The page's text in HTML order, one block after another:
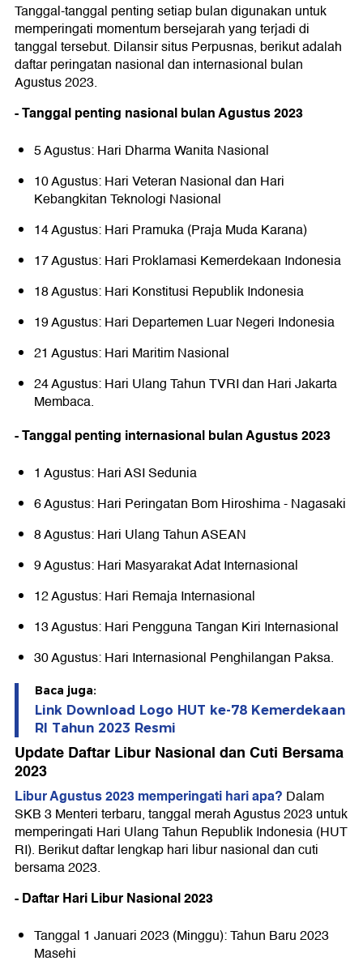
Tanggal-tanggal penting setiap bulan digunakan untuk
memperingati momentum bersejarah yang terjadi di
tanggal tersebut. Dilansir situs Perpusnas, berikut adalah
daftar peringatan nasional dan internasional bulan
Agustus 2023.
- Tanggal penting nasional bulan Agustus 2023
5 Agustus: Hari Dharma Wanita Nasional
10 Agustus: Hari Veteran Nasional dan Hari
Kebangkitan Teknologi Nasional
14 Agustus: Hari Pramuka (Praja Muda Karana)
17 Agustus: Hari Proklamasi Kemerdekaan Indonesia
18 Agustus: Hari Konstitusi Republik Indonesia
19 Agustus: Hari Departemen Luar Negeri Indonesia
21 Agustus: Hari Maritim Nasional
24 Agustus: Hari Ulang Tahun TVRI dan Hari Jakarta
Membaca.
- Tanggal penting internasional bulan Agustus 2023
1 Agustus: Hari ASI Sedunia
6 Agustus: Hari Peringatan Bom Hiroshima - Nagasaki
8 Agustus: Hari Ulang Tahun ASEAN
9 Agustus: Hari Masyarakat Adat Internasional
12 Agustus: Hari Remaja Internasional
13 Agustus: Hari Pengguna Tangan Kiri Internasional
30 Agustus: Hari Internasional Penghilangan Paksa.
Baca juga:
Link Download Logo HUT ke-78 Kemerdekaan
RI Tahun 2023 Resmi
Update Daftar Libur Nasional dan Cuti Bersama
2023
Libur Agustus 2023 memperingati hari apa? Dalam
SKB 3 Menteri terbaru, tanggal merah Agustus 2023 untuk
memperingati Hari Ulang Tahun Republik Indonesia (HUT
RI). Berikut daftar lengkap hari libur nasional dan cuti
bersama 2023.
- Daftar Hari Libur Nasional 2023
Tanggal 1 Januari 2023 (Minggu): Tahun Baru 2023
Masehi